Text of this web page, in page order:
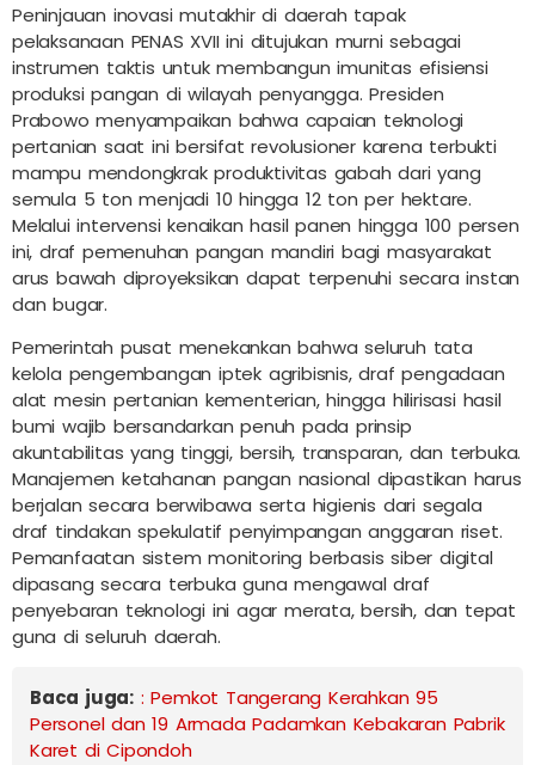
Peninjauan inovasi mutakhir di daerah tapak
pelaksanaan PENAS XVII ini ditujukan murni sebagai
instrumen taktis untuk membangun imunitas efisiensi
produksi pangan di wilayah penyangga. Presiden
Prabowo menyampaikan bahwa capaian teknologi
pertanian saat ini bersifat revolusioner karena terbukti
mampu mendongkrak produktivitas gabah dari yang
semula 5 ton menjadi 10 hingga 12 ton per hektare.
Melalui intervensi kenaikan hasil panen hingga 100 persen
ini, draf pemenuhan pangan mandiri bagi masyarakat
arus bawah diproyeksikan dapat terpenuhi secara instan
dan bugar.
Pemerintah pusat menekankan bahwa seluruh tata
kelola pengembangan iptek agribisnis, draf pengadaan
alat mesin pertanian kementerian, hingga hilirisasi hasil
bumi wajib bersandarkan penuh pada prinsip
akuntabilitas yang tinggi, bersih, transparan, dan terbuka.
Manajemen ketahanan pangan nasional dipastikan harus
berjalan secara berwibawa serta higienis dari segala
draf tindakan spekulatif penyimpangan anggaran riset.
Pemanfaatan sistem monitoring berbasis siber digital
dipasang secara terbuka guna mengawal draf
penyebaran teknologi ini agar merata, bersih, dan tepat
guna di seluruh daerah.
Baca juga: : Pemkot Tangerang Kerahkan 95
Personel dan 19 Armada Padamkan Kebakaran Pabrik
Karet di Cipondoh